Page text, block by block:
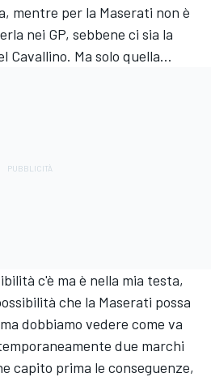
mentre per la Maserati non è
nei GP, sebbene ci sia la
Cavallino. Ma solo quella…
c'è ma è nella mia testa,
che la Maserati possa
dobbiamo vedere come va
due marchi
capito prima le conseguenze,